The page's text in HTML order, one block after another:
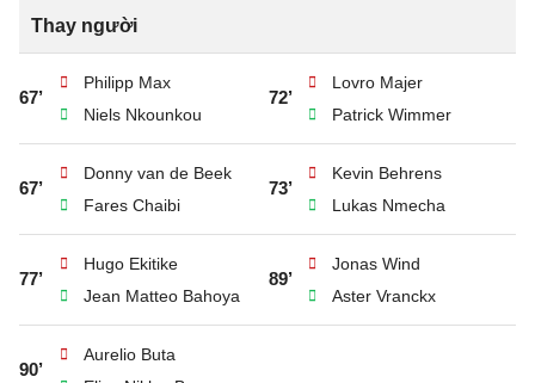
Thay người
67’
Philipp Max
Niels Nkounkou
72’
Lovro Majer
Patrick Wimmer
67’
Donny van de Beek
Fares Chaibi
73’
Kevin Behrens
Lukas Nmecha
77’
Hugo Ekitike
Jean Matteo Bahoya
89’
Jonas Wind
Aster Vranckx
90’
Aurelio Buta